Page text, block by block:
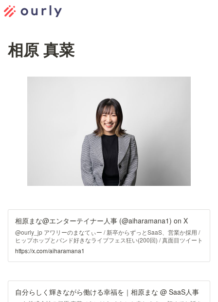
相原 真菜
相原まな@エンターテイナー人事 (@aiharamana1) on X
@ourly_jp アワリーのまなてぃー / 新卒からずっとSaaS、営業か採用 /
ヒップホップとバンド好きなライブフェス狂い(200回) / 真面目ツイート
少なめ、ESFPエンターテイナー
https://x.com/aiharamana1
自分らしく輝きながら働ける幸福を｜相原まな @ SaaS人事